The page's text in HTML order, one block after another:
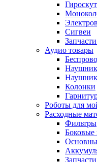
Сигвеи
Аудио товары
Колонки
Роботы для
Расходные
Фильтры
Боковые